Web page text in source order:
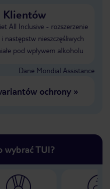
Klientów
All Inclusive - rozszerzenie
następstw nieszczęśliwych
pod wpływem alkoholu
Dane Mondial Assistance
ochrony»
wybrać TUI?